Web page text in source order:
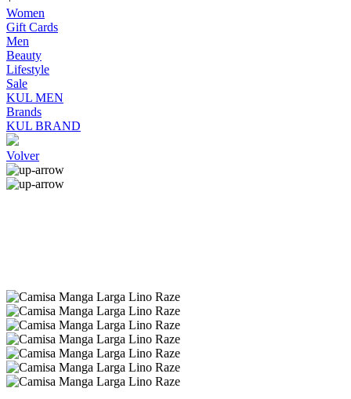
Women
Gift Cards
Men
Beauty
Lifestyle
Sale
KUL MEN
Brands
KUL BRAND
Volver